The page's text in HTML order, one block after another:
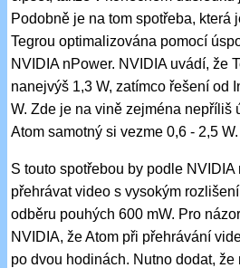
Podobně je na tom spotřeba, která
Tegrou optimalizována pomocí
NVIDIA nPower. NVIDIA uvádí, že
nanejvýš 1,3 W, zatímco řešení od
W. Zde je na vině zejména nepříliš
Atom samotný si vezme 0,6 - 2,5 W.
S touto spotřebou by podle NVIDIA
přehrávat video s vysokým
odběru pouhých 600 mW. Pro
NVIDIA, že Atom při přehrávání
po dvou hodinách. Nutno dodat, že